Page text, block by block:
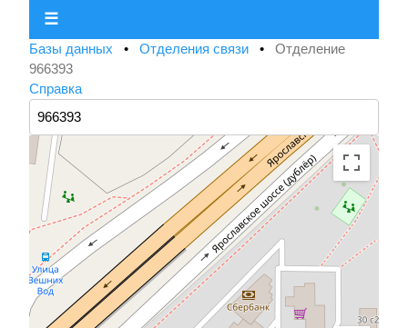
☰
Базы данных • Отделения связи • Отделение
966393
Справка